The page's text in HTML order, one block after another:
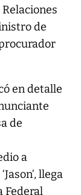
de
en detalle
de
a
llega
Federal